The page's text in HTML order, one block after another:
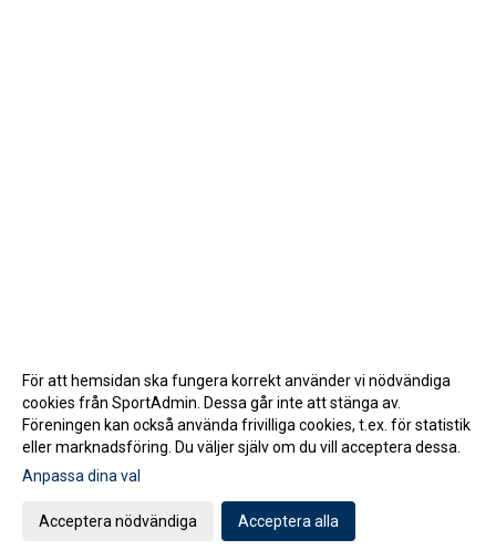
Gå till Webbversion
För att hemsidan ska fungera korrekt använder vi nödvändiga
cookies från SportAdmin. Dessa går inte att stänga av.
Föreningen kan också använda frivilliga cookies, t.ex. för statistik
eller marknadsföring. Du väljer själv om du vill acceptera dessa.
Anpassa dina val
Acceptera nödvändiga Acceptera alla